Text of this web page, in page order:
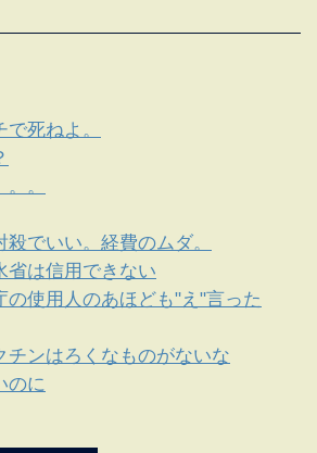
死ねよ。
。
でいい。経費のムダ。
省は信用できない
の使用人のあほども"え"言った
チンはろくなものがないな
のに